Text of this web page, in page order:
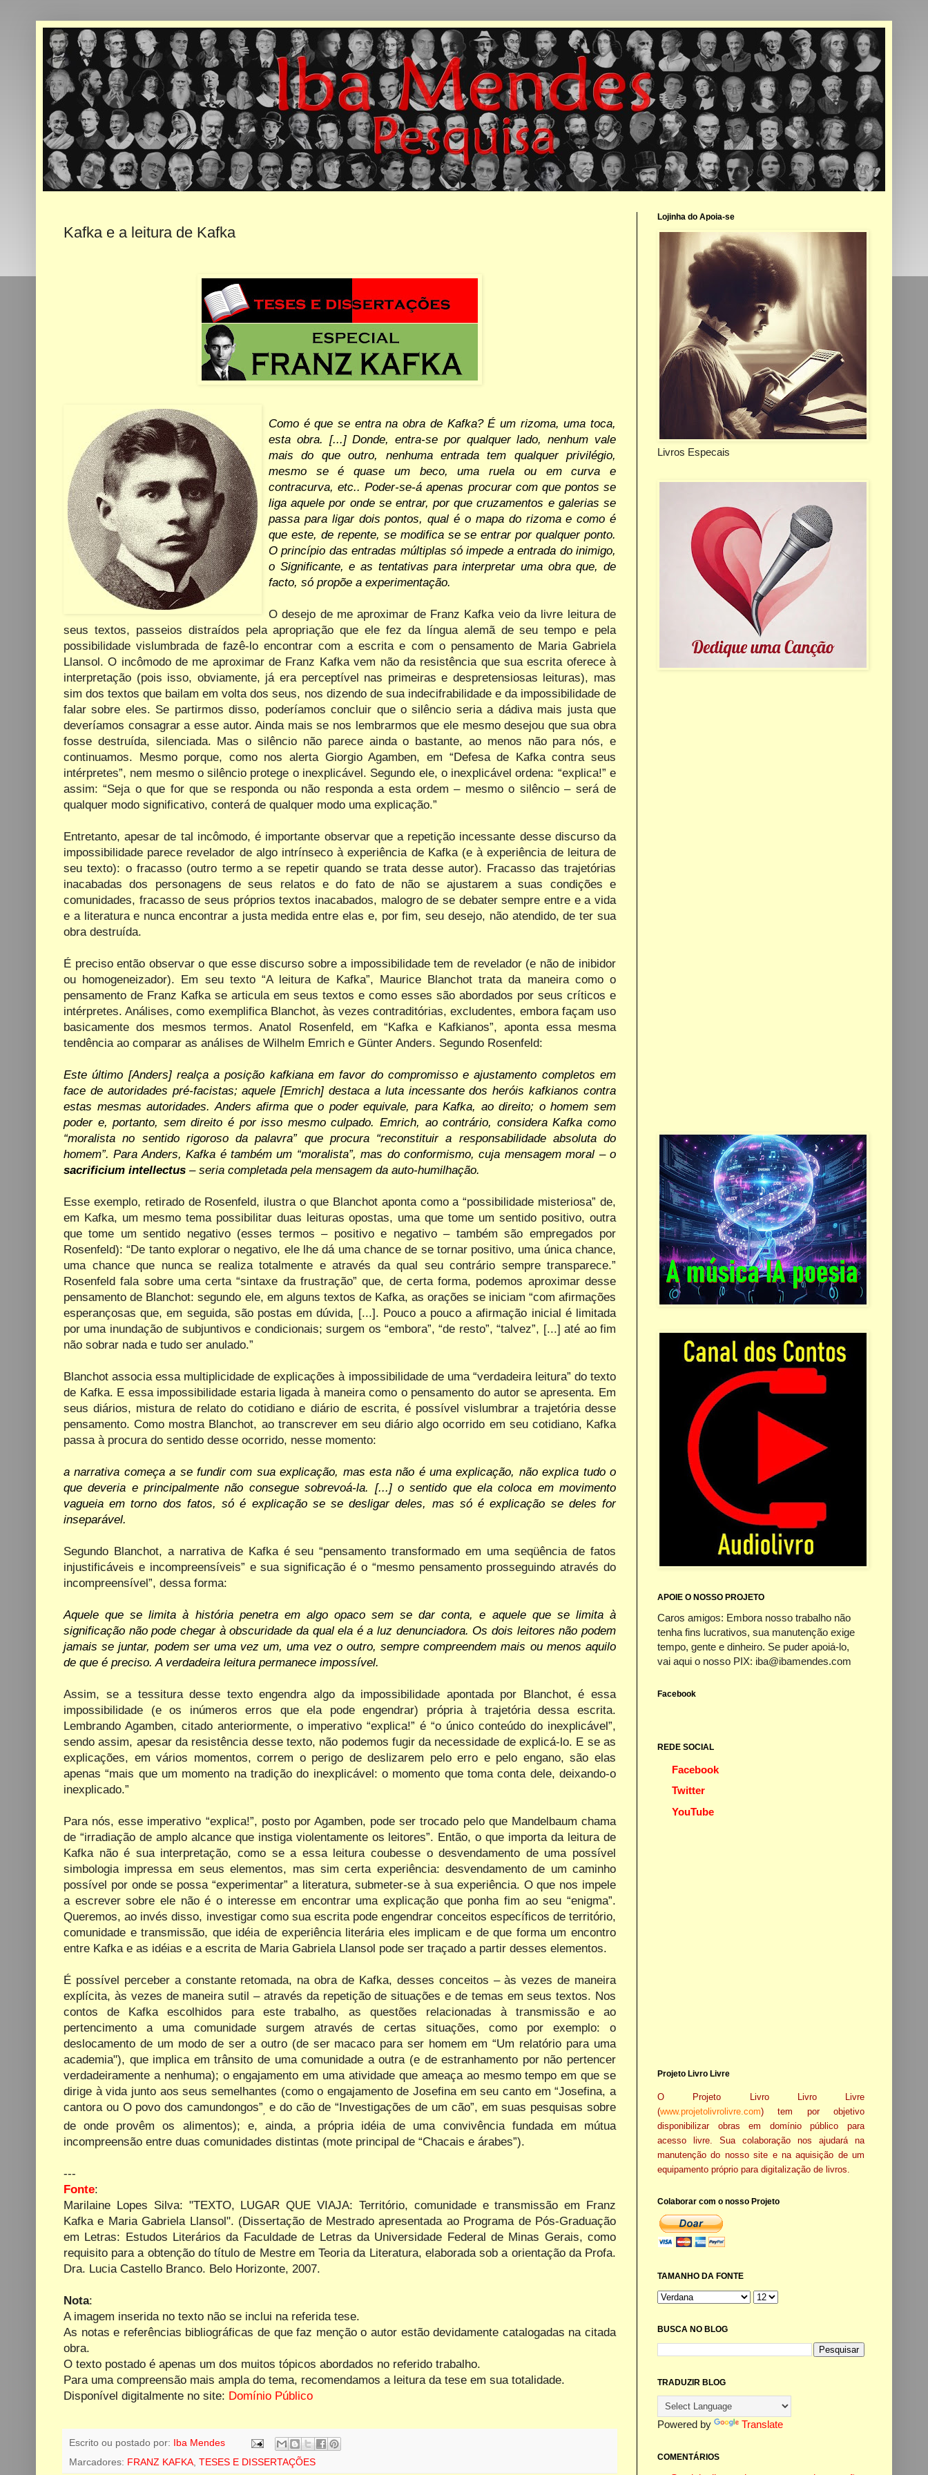
Kafka e a leitura de Kafka
Como é que se entra na obra de Kafka? É um rizoma, uma toca,
esta obra. [...] Donde, entra-se por qualquer lado, nenhum vale
mais do que outro, nenhuma entrada tem qualquer privilégio,
mesmo se é quase um beco, uma ruela ou em curva e
contracurva, etc.. Poder-se-á apenas procurar com que pontos se
liga aquele por onde se entrar, por que cruzamentos e galerias se
passa para ligar dois pontos, qual é o mapa do rizoma e como é
que este, de repente, se modifica se se entrar por qualquer ponto.
O princípio das entradas múltiplas só impede a entrada do inimigo,
o Significante, e as tentativas para interpretar uma obra que, de
facto, só propõe a experimentação.
O desejo de me aproximar de Franz Kafka veio da livre leitura de
seus textos, passeios distraídos pela apropriação que ele fez da língua alemã de seu tempo e pela
possibilidade vislumbrada de fazê-lo encontrar com a escrita e com o pensamento de Maria Gabriela
Llansol. O incômodo de me aproximar de Franz Kafka vem não da resistência que sua escrita oferece à
interpretação (pois isso, obviamente, já era perceptível nas primeiras e despretensiosas leituras), mas
sim dos textos que bailam em volta dos seus, nos dizendo de sua indecifrabilidade e da impossibilidade de
falar sobre eles. Se partirmos disso, poderíamos concluir que o silêncio seria a dádiva mais justa que
deveríamos consagrar a esse autor. Ainda mais se nos lembrarmos que ele mesmo desejou que sua obra
fosse destruída, silenciada. Mas o silêncio não parece ainda o bastante, ao menos não para nós, e
continuamos. Mesmo porque, como nos alerta Giorgio Agamben, em “Defesa de Kafka contra seus
intérpretes”, nem mesmo o silêncio protege o inexplicável. Segundo ele, o inexplicável ordena: “explica!” e
assim: “Seja o que for que se responda ou não responda a esta ordem – mesmo o silêncio – será de
qualquer modo significativo, conterá de qualquer modo uma explicação.”
Entretanto, apesar de tal incômodo, é importante observar que a repetição incessante desse discurso da
impossibilidade parece revelador de algo intrínseco à experiência de Kafka (e à experiência de leitura de
seu texto): o fracasso (outro termo a se repetir quando se trata desse autor). Fracasso das trajetórias
inacabadas dos personagens de seus relatos e do fato de não se ajustarem a suas condições e
comunidades, fracasso de seus próprios textos inacabados, malogro de se debater sempre entre e a vida
e a literatura e nunca encontrar a justa medida entre elas e, por fim, seu desejo, não atendido, de ter sua
obra destruída.
É preciso então observar o que esse discurso sobre a impossibilidade tem de revelador (e não de inibidor
ou homogeneizador). Em seu texto “A leitura de Kafka”, Maurice Blanchot trata da maneira como o
pensamento de Franz Kafka se articula em seus textos e como esses são abordados por seus críticos e
intérpretes. Análises, como exemplifica Blanchot, às vezes contraditórias, excludentes, embora façam uso
basicamente dos mesmos termos. Anatol Rosenfeld, em “Kafka e Kafkianos”, aponta essa mesma
tendência ao comparar as análises de Wilhelm Emrich e Günter Anders. Segundo Rosenfeld:
Este último [Anders] realça a posição kafkiana em favor do compromisso e ajustamento completos em
face de autoridades pré-facistas; aquele [Emrich] destaca a luta incessante dos heróis kafkianos contra
estas mesmas autoridades. Anders afirma que o poder equivale, para Kafka, ao direito; o homem sem
poder e, portanto, sem direito é por isso mesmo culpado. Emrich, ao contrário, considera Kafka como
“moralista no sentido rigoroso da palavra” que procura “reconstituir a responsabilidade absoluta do
homem”. Para Anders, Kafka é também um “moralista”, mas do conformismo, cuja mensagem moral – o
sacrificium intellectus – seria completada pela mensagem da auto-humilhação.
Esse exemplo, retirado de Rosenfeld, ilustra o que Blanchot aponta como a “possibilidade misteriosa” de,
em Kafka, um mesmo tema possibilitar duas leituras opostas, uma que tome um sentido positivo, outra
que tome um sentido negativo (esses termos – positivo e negativo – também são empregados por
Rosenfeld): “De tanto explorar o negativo, ele lhe dá uma chance de se tornar positivo, uma única chance,
uma chance que nunca se realiza totalmente e através da qual seu contrário sempre transparece.”
Rosenfeld fala sobre uma certa “sintaxe da frustração” que, de certa forma, podemos aproximar desse
pensamento de Blanchot: segundo ele, em alguns textos de Kafka, as orações se iniciam “com afirmações
esperançosas que, em seguida, são postas em dúvida, [...]. Pouco a pouco a afirmação inicial é limitada
por uma inundação de subjuntivos e condicionais; surgem os “embora”, “de resto”, “talvez”, [...] até ao fim
não sobrar nada e tudo ser anulado.”
Blanchot associa essa multiplicidade de explicações à impossibilidade de uma “verdadeira leitura” do texto
de Kafka. E essa impossibilidade estaria ligada à maneira como o pensamento do autor se apresenta. Em
seus diários, mistura de relato do cotidiano e diário de escrita, é possível vislumbrar a trajetória desse
pensamento. Como mostra Blanchot, ao transcrever em seu diário algo ocorrido em seu cotidiano, Kafka
passa à procura do sentido desse ocorrido, nesse momento:
a narrativa começa a se fundir com sua explicação, mas esta não é uma explicação, não explica tudo o
que deveria e principalmente não consegue sobrevoá-la. [...] o sentido que ela coloca em movimento
vagueia em torno dos fatos, só é explicação se se desligar deles, mas só é explicação se deles for
inseparável.
Segundo Blanchot, a narrativa de Kafka é seu “pensamento transformado em uma seqüência de fatos
injustificáveis e incompreensíveis” e sua significação é o “mesmo pensamento prosseguindo através do
incompreensível”, dessa forma:
Aquele que se limita à história penetra em algo opaco sem se dar conta, e aquele que se limita à
significação não pode chegar à obscuridade da qual ela é a luz denunciadora. Os dois leitores não podem
jamais se juntar, podem ser uma vez um, uma vez o outro, sempre compreendem mais ou menos aquilo
de que é preciso. A verdadeira leitura permanece impossível.
Assim, se a tessitura desse texto engendra algo da impossibilidade apontada por Blanchot, é essa
impossibilidade (e os inúmeros erros que ela pode engendrar) própria à trajetória dessa escrita.
Lembrando Agamben, citado anteriormente, o imperativo “explica!” é “o único conteúdo do inexplicável”,
sendo assim, apesar da resistência desse texto, não podemos fugir da necessidade de explicá-lo. E se as
explicações, em vários momentos, correm o perigo de deslizarem pelo erro e pelo engano, são elas
apenas “mais que um momento na tradição do inexplicável: o momento que toma conta dele, deixando-o
inexplicado.”
Para nós, esse imperativo “explica!”, posto por Agamben, pode ser trocado pelo que Mandelbaum chama
de “irradiação de amplo alcance que instiga violentamente os leitores”. Então, o que importa da leitura de
Kafka não é sua interpretação, como se a essa leitura coubesse o desvendamento de uma possível
simbologia impressa em seus elementos, mas sim certa experiência: desvendamento de um caminho
possível por onde se possa “experimentar” a literatura, submeter-se à sua experiência. O que nos impele
a escrever sobre ele não é o interesse em encontrar uma explicação que ponha fim ao seu “enigma”.
Queremos, ao invés disso, investigar como sua escrita pode engendrar conceitos específicos de território,
comunidade e transmissão, que idéia de experiência literária eles implicam e de que forma um encontro
entre Kafka e as idéias e a escrita de Maria Gabriela Llansol pode ser traçado a partir desses elementos.
É possível perceber a constante retomada, na obra de Kafka, desses conceitos – às vezes de maneira
explícita, às vezes de maneira sutil – através da repetição de situações e de temas em seus textos. Nos
contos de Kafka escolhidos para este trabalho, as questões relacionadas à transmissão e ao
pertencimento a uma comunidade surgem através de certas situações, como por exemplo: o
deslocamento de um modo de ser a outro (de ser macaco para ser homem em “Um relatório para uma
academia"), que implica em trânsito de uma comunidade a outra (e de estranhamento por não pertencer
verdadeiramente a nenhuma); o engajamento em uma atividade que ameaça ao mesmo tempo em que se
dirige à vida junto aos seus semelhantes (como o engajamento de Josefina em seu canto em “Josefina, a
cantora ou O povo dos camundongos”, e do cão de “Investigações de um cão”, em suas pesquisas sobre
de onde provêm os alimentos); e, ainda, a própria idéia de uma convivência fundada em mútua
incompreensão entre duas comunidades distintas (mote principal de “Chacais e árabes”).
---
Fonte:
Marilaine Lopes Silva: "TEXTO, LUGAR QUE VIAJA: Território, comunidade e transmissãoem Franz
Kafka e Maria Gabriela Llansol". (Dissertação de Mestrado apresentada ao Programa de Pós-Graduação
em Letras: Estudos Literários da Faculdade de Letras da Universidade Federal de Minas Gerais, como
requisito para a obtenção do título de Mestre em Teoria da Literatura, elaborada sob a orientação da Profa.
Dra. Lucia Castello Branco. Belo Horizonte, 2007.
Nota:
A imagem inserida no texto não se inclui na referida tese.
As notas e referências bibliográficas de que faz menção o autor estão devidamente catalogadas na citada
obra.
O texto postado é apenas um dos muitos tópicos abordados no referido trabalho.
Para uma compreensão mais ampla do tema, recomendamos a leitura da tese em sua totalidade.
Disponível digitalmente no site: Domínio Público
Escrito ou postado por:
Iba Mendes
Marcadores: FRANZ KAFKA TESES E DISSERTAÇÕES
Lojinha do Apoia-se
Livros Especais
APOIE O NOSSO PROJETO
Caros amigos: Embora nosso trabalho não
tenha fins lucrativos, sua manutenção exige
tempo, gente e dinheiro. Se puder apoiá-lo,
vai aqui o nosso PIX: iba@ibamendes.com
Facebook
REDE SOCIAL
Facebook
Twitter
YouTube
Projeto Livro Livre
O Projeto Livro Livro Livre
(www.projetolivrolivre.com) tem por objetivo
disponibilizar obras em domínio público para
acesso livre. Sua colaboração nos ajudará na
manutenção do nosso site e na aquisição de um
equipamento próprio para digitalização de livros.
Colaborar com o nosso Projeto
TAMANHO DA FONTE
BUSCA NO BLOG
TRADUZIR BLOG
Powered by Translate
COMENTÁRIOS